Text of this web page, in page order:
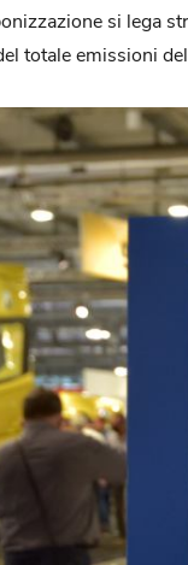
si lega
totale emissioni